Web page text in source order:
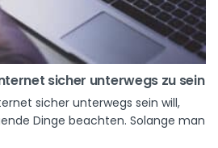
sicher unterwegs zu sein
sicher unterwegs sein will,
Dinge beachten. Solange man